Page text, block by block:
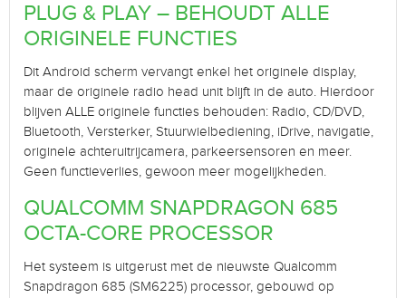
PLUG & PLAY – BEHOUDT ALLE
ORIGINELE FUNCTIES
Dit Android scherm vervangt enkel het originele display,
maar de originele radio head unit blijft in de auto. Hierdoor
blijven ALLE originele functies behouden: Radio, CD/DVD,
Bluetooth, Versterker, Stuurwielbediening, iDrive, navigatie,
originele achteruitrijcamera, parkeersensoren en meer.
Geen functieverlies, gewoon meer mogelijkheden.
QUALCOMM SNAPDRAGON 685
OCTA-CORE PROCESSOR
Het systeem is uitgerust met de nieuwste Qualcomm
Snapdragon 685 (SM6225) processor, gebouwd op